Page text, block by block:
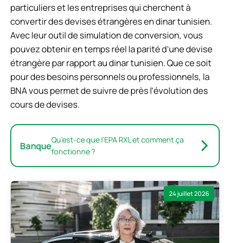
particuliers et les entreprises qui cherchent à
convertir des devises étrangères en dinar tunisien.
Avec leur outil de simulation de conversion, vous
pouvez obtenir en temps réel la parité d’une devise
étrangère par rapport au dinar tunisien. Que ce soit
pour des besoins personnels ou professionnels, la
BNA vous permet de suivre de près l’évolution des
cours de devises.
BanqueQu’est-ce que l’EPA RXL et comment ça
fonctionne ?
24 juillet 2026